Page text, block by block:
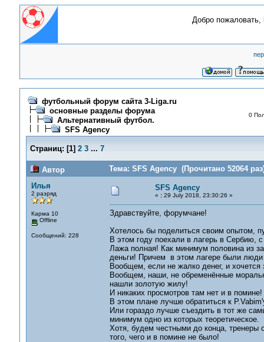
Добро пожаловать,
футбольный форум сайта 3-Liga.ru
основные разделы форума
Альтернативный футбол.
SFS Agency
0
Страниц: [1] 2 3 ... 7
Автор
Тема: SFS Agency (Прочитано 52064
Илья
2 разряд
Карма 10
Offline
Сообщений: 228
SFS Agency
« :29 July 2018, 23:30:26 »
Здравствуйте, форумчане!
Хотелось бы поделиться своим опытом,
В этом году поехали в лагерь в Сербию,
Лажа полная! Как минимум половина из
деньги! Причем в этом лагере были
Вообщем, если не жалко денег, и
Вообщем, наши, не обременённые
нашли золотую жилу!
И никаких просмотров там нет и в помине!
В этом плане лучше обратиться к
Или гораздо лучше съездить в тот же
минимум одно из которых теоретическое.
Хотя, будем честными до конца, тренеры
того, чего и в помине не было!